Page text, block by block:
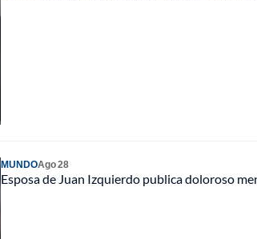
MUNDOAgo 28
Esposa de Juan Izquierdo publica doloroso